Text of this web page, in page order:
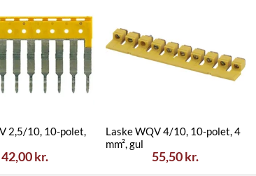
2,5/10, 10-polet,
42,00 kr.
Laske WQV 4/10, 10-polet, 4
mm², gul
55,50 kr.